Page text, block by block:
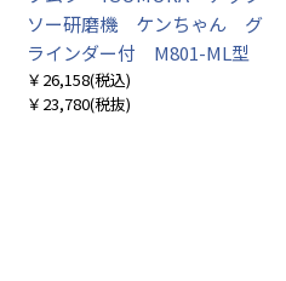
ソー研磨機 ケンちゃん グ
ラインダー付 M801-ML型
￥26,158(税込)
￥23,780(税抜)